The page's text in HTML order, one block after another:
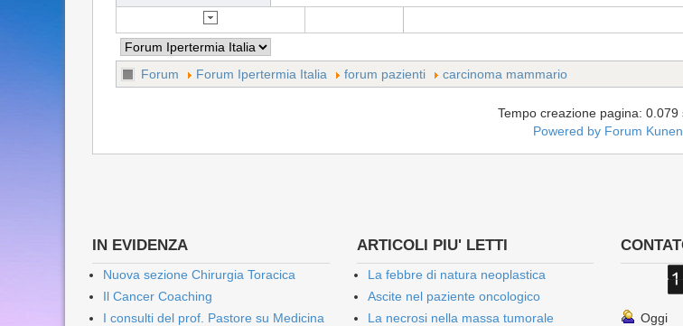
Forum Forum Ipertermia Italia forum pazienti carcinoma mammario
Tempo creazione pagina: 0.079
Powered by Forum
IN EVIDENZA
Nuova sezione Chirurgia Toracica
Il Cancer Coaching
I consulti del prof. Pastore su Medicina
ARTICOLI PIU' LETTI
La febbre di natura neoplastica
Ascite nel paziente oncologico
La necrosi nella massa tumorale
Oggi